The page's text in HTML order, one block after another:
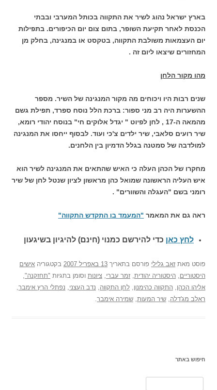
בארץ ישראל נהוג לשיר את התקווה בכותל המערבי ובבתי
הכנסת לאחר תקיעת השופר, בתום צום יום הכיפורים. בתפילות
יום העצמאות משולבת התקווה, בטקסט או במנגינה, בחלק מן
המחזורים שיצאו ליום זה .
מהו מקור הלחן
שנים רבות היו ויכוחים מה מקור המנגינה של השיר. מספר
ההשערות היה רב מני ספור: ברכת הלל נוסח ספרד, תפילת גשם
מהמאה ה-17 , לחן לפיוט " יגדל אלוקים חי" בנוסח יהודי רומא,
שיר רועים סלאבי, שיר ילדים צ'כי ועוד. לבסוף ייחסו את המנגינה
למולדבה של סמטנה בגלל הדמיון בין הלחנים.
מחקרו של הכהן העלה כי האיש שהתאים את המנגינה לשיר הוא
איש העליה הראשונה שמואל כהן מראשון לציון שנטל לחן של שיר
רומני בשם "העגלה והשוורים" .
ראה גם את המאמר "המעמד בו התקדש התקווה"
לחץ כאן כדי להירשם כמנוי (חינם) להיגיון בשיגעון
פוסט מאת זאב גלילי פורסם בתאריך 13 באפריל 2007 בקטגוריה אישים
היסטוריים היסטוריה יהודית זמר עברי ציונות וסומן בתגיות "תחזקנה"
אליהו הכהן התקווה כהימנון לחן התקווה נדב העצני נפתלי הרץ אימבר
ראלב מג'דלה שיר המעות שמירה אימבר
חיפוש באתר